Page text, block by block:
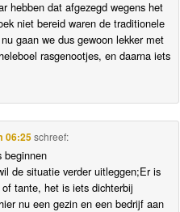
hebben dat afgezegd wegens het
niet bereid waren de traditionele
gaan we dus gewoon lekker met
rasgenootjes, en daarna iets
06:25schreef:
beginnen
de situatie verder uitleggen;Er is
tante, het is iets dichterbij
nu een gezin en een bedrijf aan